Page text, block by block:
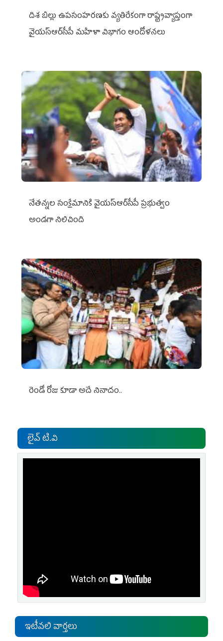
దిశ బిల్లు ఉపసంహరణకు వ్యతిరేకంగా రాష్ట్రవ్యాప్తంగా
వైయ‌స్ఆర్‌సీపీ మహిళా విభాగం ఆందోళనలు
నేతన్నల సంక్షేమానికి వైయ‌స్ఆర్‌సీపీ ప్రభుత్వం
అండగా నిలిచింది
రెండో రోజు కూడా అదే నినాదం..
లైవ్ టి.వి
ఇటీవలి వార్తలు